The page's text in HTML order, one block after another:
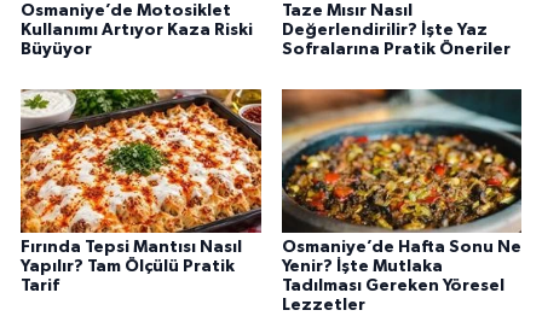
Osmaniye’de Motosiklet
Kullanımı Artıyor Kaza Riski
Büyüyor
Taze Mısır Nasıl
Değerlendirilir? İşte Yaz
Sofralarına Pratik Öneriler
Fırında Tepsi Mantısı Nasıl
Yapılır? Tam Ölçülü Pratik
Tarif
Osmaniye’de Hafta Sonu Ne
Yenir? İşte Mutlaka
Tadılması Gereken Yöresel
Lezzetler